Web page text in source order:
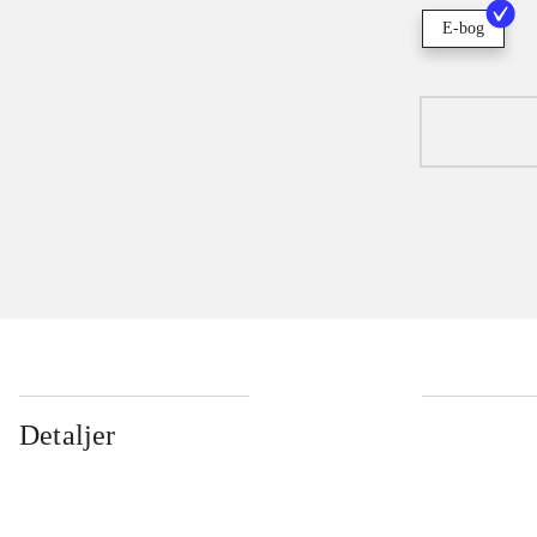
E-bog
Detaljer